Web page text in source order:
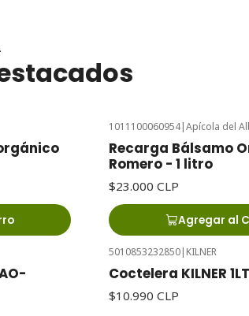
1011100060954|Apícola del
Recarga Bálsamo
Romero - 1 litro
$23.000 CLP
Agregar al
5010853232850| KILNER
Coctelera KILNER 1LT
$10.990 CLP